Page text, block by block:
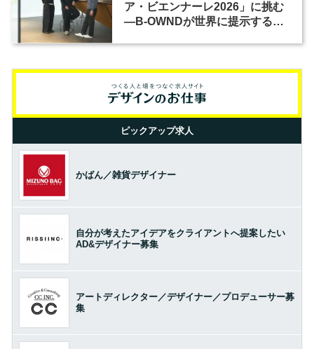
ア・ビエンナーレ2026」に挑む
―B-OWNDが世界に提示する美
ピックアップ求人
かばん／雑貨デザイナー
自分が考えたアイデアをクライアントへ提案したい
AD&デザイナー募集
アートディレクター／デザイナー／プロデューサー募
集